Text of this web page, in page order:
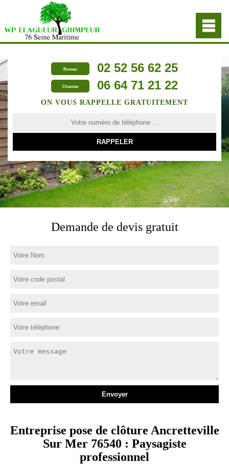
Bureau 02 52 56 62 25
Chantier 06 64 71 21 22
ON VOUS RAPPELLE GRATUITEMENT
Demande de devis gratuit
Entreprise pose de clôture Ancretteville
Sur Mer 76540 : Paysagiste
professionnel